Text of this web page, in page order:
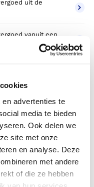
advertenties te
media te bieden
Ook delen we
site met onze
en analyse. Deze
met andere
of die ze hebben
uit de
vanuit een
confectie- of
onder de
vervangen